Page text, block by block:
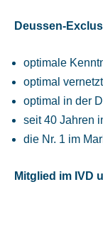
Deussen-
optimale
optimal vernetzt
optimal in der
seit 40 Jahren
die Nr. 1 im
Mitglied im IVD